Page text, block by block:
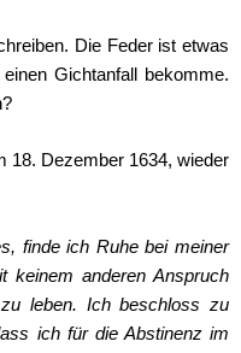
Die Feder ist etwas
Gichtanfall bekomme.
18. Dezember 1634, wieder
finde ich Ruhe bei meiner
keinem anderen Anspruch
leben. Ich beschloss zu
ich für die Abstinenz im